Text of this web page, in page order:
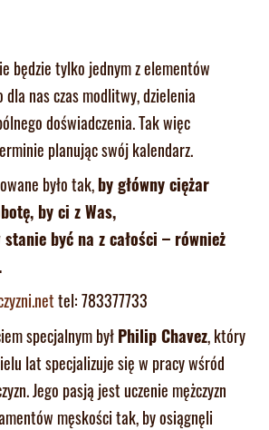
będzie tylko jednym z elementów
nas czas modlitwy, dzielenia
doświadczenia. Tak więc
planując swój kalendarz.
było tak,by główny ciężar
by ci z Was,
być na z całości – również
tel: 783377733
specjalnym byłPhilip Chavez, który
lat specjalizuje się w pracy wśród
Jego pasją jest uczenie mężczyzn
męskości tak, by osiągnęli